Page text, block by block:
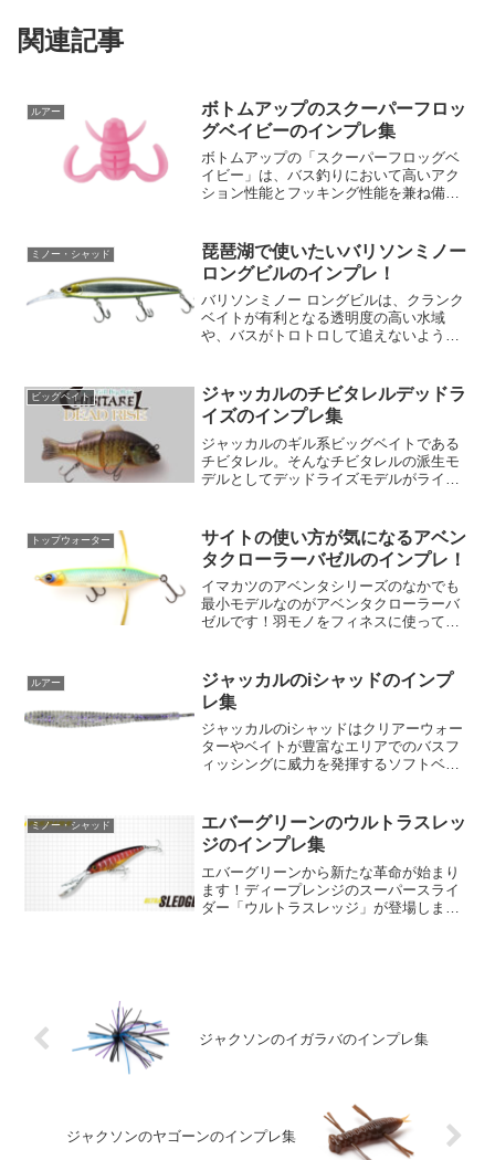
関連記事
ルアー
ボトムアップのスクーパーフロッ
グベイビーのインプレ集
ボトムアップの「スクーパーフロッグベ
イビー」は、バス釣りにおいて高いアク
ション性能とフッキング性能を兼ね備え
ルを模したルアーは、バスがターゲット
とする小型の餌を模...
ミノー・シャッド
琵琶湖で使いたいバリソンミノー
ロングビルのインプレ！
バリソンミノー ロングビルは、クランク
ベイトが有利となる透明度の高い水域
や、バスがトロトロして追えないような
するために構築されたモデルである。ポ
ンピングやフリックだけで...
ビッグベイト
ジャッカルのチビタレルデッドラ
イズのインプレ集
ジャッカルのギル系ビッグベイトである
チビタレル。そんなチビタレルの派生モ
デルとしてデッドライズモデルがライン
釣り愛好者に新たな体験を提供する高機
能ルアーです。このルアー...
トップウォーター
サイトの使い方が気になるアベン
タクローラーバゼルのインプレ！
イマカツのアベンタシリーズのなかでも
最小モデルなのがアベンタクローラーバ
ゼルです！羽モノをフィネスに使ってい
らおもしろそうですよね。アベンタクロ
ーラーバゼルはサイトの使...
ルアー
ジャッカルのiシャッドのインプ
レ集
ジャッカルのiシャッドはクリアーウォー
ターやベイトが豊富なエリアでのバスフ
ィッシングに威力を発揮するソフトベイ
ーバスに効果を発揮します。一見シンプ
ルなストレート型のデザ...
ミノー・シャッド
エバーグリーンのウルトラスレッ
ジのインプレ集
エバーグリーンから新たな革命が始まり
ます！ディープレンジのスーパースライ
ダー「ウルトラスレッジ」が登場しまし
ジャクソンのイガラバのインプレ集
ジャクソンのヤゴーンのインプレ集